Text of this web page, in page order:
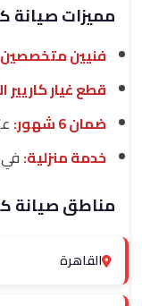
مميزات صيانة
فنيين
قطع غيار كاريير
ضمان 6 شهور:
خدمة منزلية:
مناطق صيانة
القاهرة